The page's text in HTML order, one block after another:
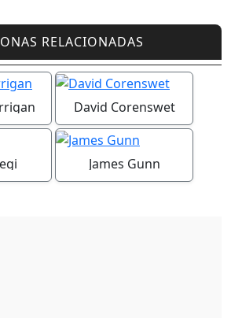
RELACIONADAS
David Corenswet
James Gunn